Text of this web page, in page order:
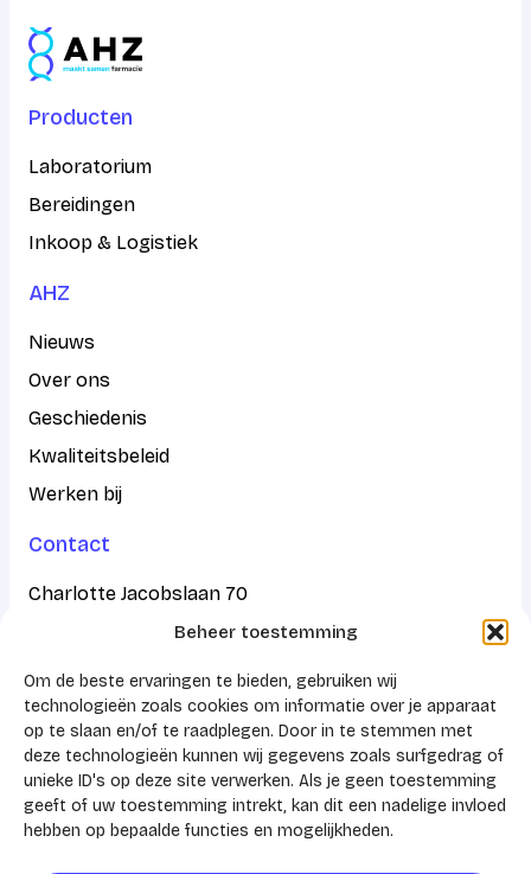
Beheer toestemming
Om de beste ervaringen te bieden, gebruiken wij
technologieën zoals cookies om informatie over je apparaat
op te slaan en/of te raadplegen. Door in te stemmen met
deze technologieën kunnen wij gegevens zoals surfgedrag of
unieke ID's op deze site verwerken. Als je geen toestemming
geeft of uw toestemming intrekt, kan dit een nadelige invloed
hebben op bepaalde functies en mogelijkheden.
Producten
Laboratorium
Bereidingen
Inkoop & Logistiek
AHZ
Nieuws
Over ons
Geschiedenis
Kwaliteitsbeleid
Werken bij
Contact
Charlotte Jacobslaan 70
2545 AB Den Haag
Postbus 43100
2504 AC Den Haag
KVK 41159788